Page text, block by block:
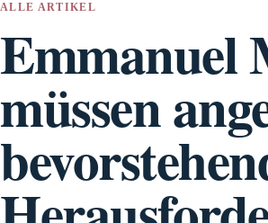
ALLE ARTIKEL
Emmanuel
müssen